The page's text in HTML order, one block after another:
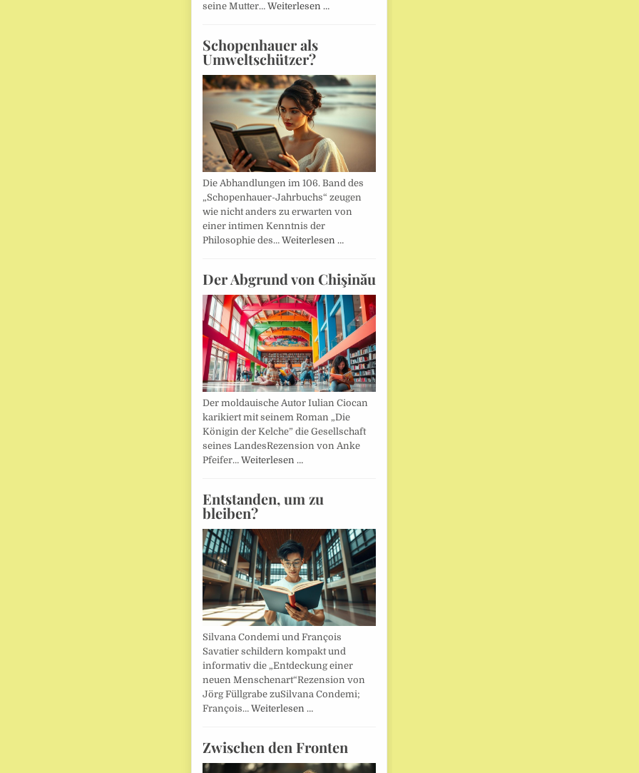
seine Mutter… Weiterlesen …
Schopenhauer als
Umweltschützer?
Die Abhandlungen im 106. Band des
„Schopenhauer-Jahrbuchs“ zeugen
wie nicht anders zu erwarten von
einer intimen Kenntnis der
Philosophie des… Weiterlesen …
Der Abgrund von Chişinău
Der moldauische Autor Iulian Ciocan
karikiert mit seinem Roman „Die
Königin der Kelche” die Gesellschaft
seines LandesRezension von Anke
Pfeifer… Weiterlesen …
Entstanden, um zu
bleiben?
Silvana Condemi und François
Savatier schildern kompakt und
informativ die „Entdeckung einer
neuen Menschenart“Rezension von
Jörg Füllgrabe zuSilvana Condemi;
François… Weiterlesen …
Zwischen den Fronten